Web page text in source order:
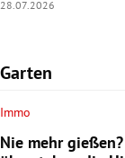
28.07.2026
Garten
Immo
Nie mehr